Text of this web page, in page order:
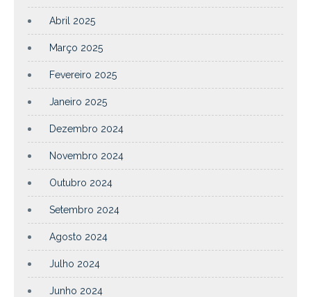
Abril 2025
Março 2025
Fevereiro 2025
Janeiro 2025
Dezembro 2024
Novembro 2024
Outubro 2024
Setembro 2024
Agosto 2024
Julho 2024
Junho 2024